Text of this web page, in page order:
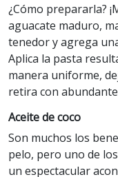
¿Cómo prepararla?
aguacate maduro,
tenedor y agrega
Aplica la pasta
manera uniforme,
retira con
Aceite de coco
Son muchos los
pelo, pero uno de
un espectacular